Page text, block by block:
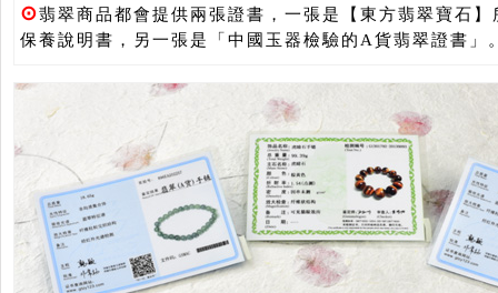
⊙翡翠商品都會提供兩張證書，一張是【東方翡翠寶石
保養說明書，另一張是「中國玉器檢驗的A貨翡翠證書」